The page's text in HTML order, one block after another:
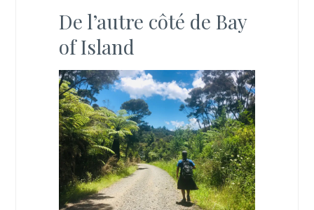
De l’autre côté de Bay
of Island